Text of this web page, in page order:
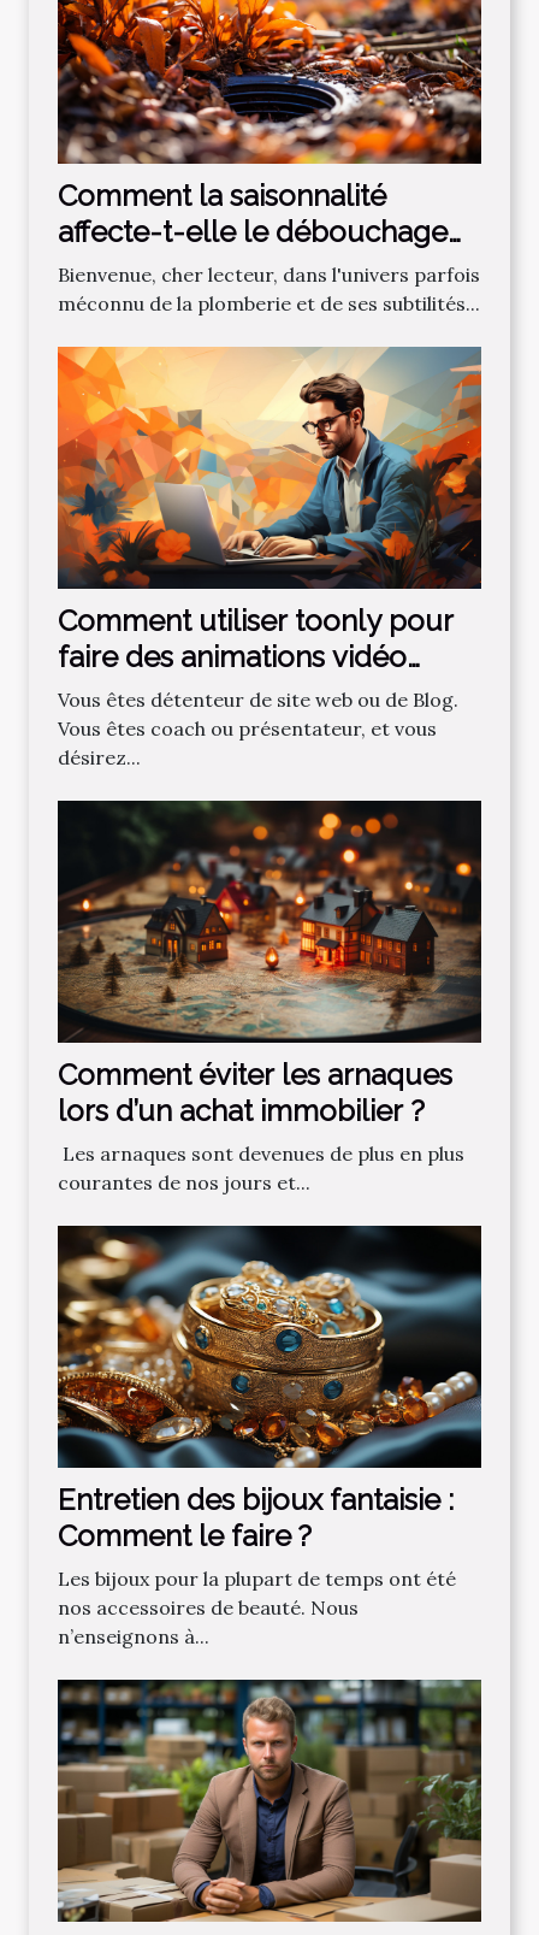
Comment la saisonnalité
affecte-t-elle le débouchage
des canalisations?
Bienvenue, cher lecteur, dans l'univers parfois
méconnu de la plomberie et de ses subtilités...
Comment utiliser toonly pour
faire des animations vidéo
professionnelles ?
Vous êtes détenteur de site web ou de Blog.
Vous êtes coach ou présentateur, et vous
désirez...
Comment‌ ‌éviter‌ ‌les‌ ‌arnaques‌
‌lors‌ ‌d’un‌ ‌achat‌ ‌immobilier ?‌ ‌
‌ Les‌ ‌arnaques‌ ‌sont‌ ‌devenues‌ ‌de‌ ‌plus‌ ‌en‌ ‌plus‌
‌courantes‌ ‌de‌ ‌nos‌ ‌jours‌ ‌et‌...
Entretien des bijoux fantaisie :
Comment le faire ?
Les bijoux pour la plupart de temps ont été
nos accessoires de beauté. Nous
n’enseignons à...